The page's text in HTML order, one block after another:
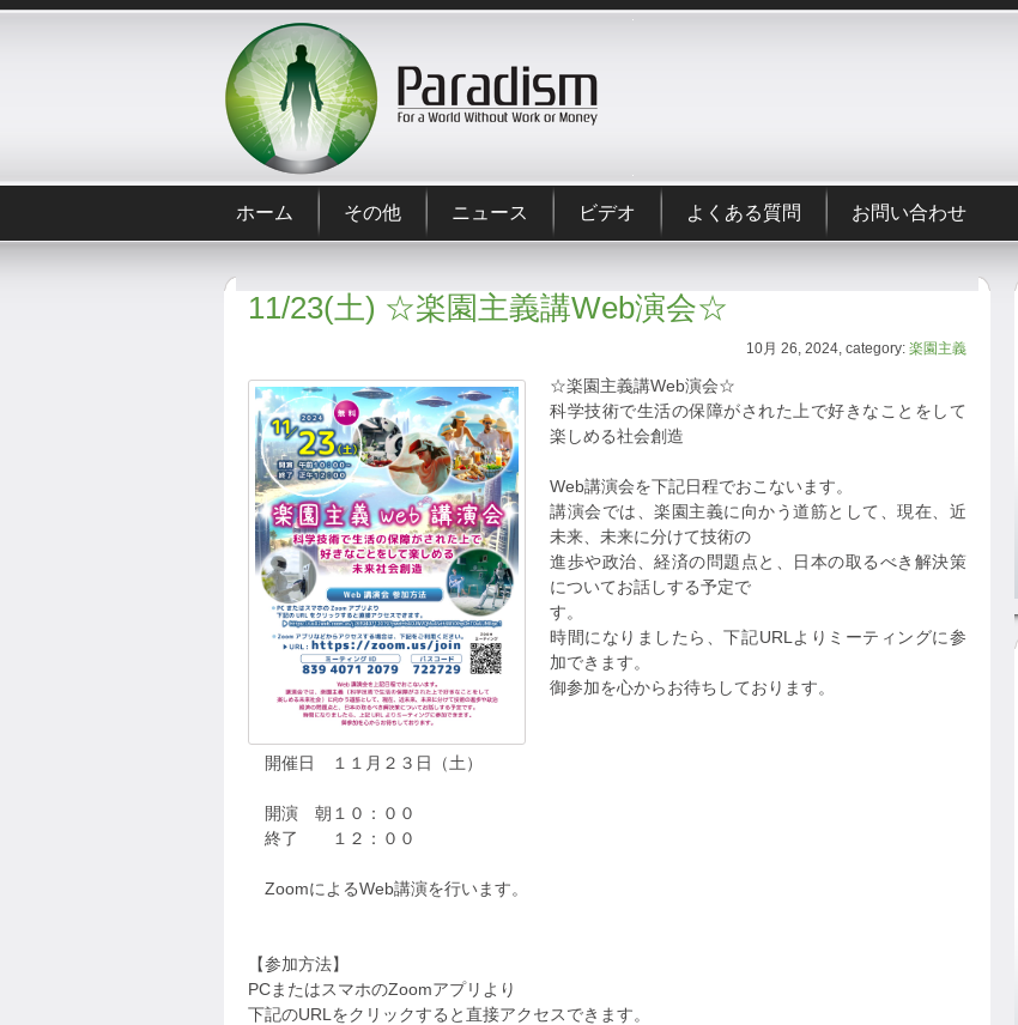
ホーム その他 ニュース ビデオ よくある質問 お問い合わせ
11/23(土) ☆楽園主義講Web演会☆
10月 26, 2024, category: 楽園主義
☆楽園主義講Web演会☆
科学技術で生活の保障がされた上で好きなことをして
楽しめる社会創造
Web講演会を下記日程でおこないます。
講演会では、楽園主義に向かう道筋として、現在、近
未来、未来に分けて技術の
進歩や政治、経済の問題点と、日本の取るべき解決策
についてお話しする予定で
す。
時間になりましたら、下記URLよりミーティングに参
加できます。
御参加を心からお待ちしております。
開催日 １１月２３日（土）
開演 朝１０：００
終了 １２：００
ZoomによるWeb講演を行います。
【参加方法】
PCまたはスマホのZoomアプリより
下記のURLをクリックすると直接アクセスできます。